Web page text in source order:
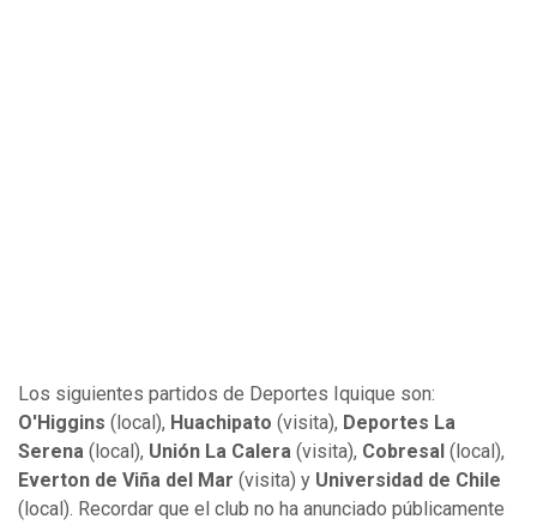
Los siguientes partidos de Deportes Iquique son:
O'Higgins (local), Huachipato (visita), Deportes La
Serena (local), Unión La Calera (visita), Cobresal (local),
Everton de Viña del Mar (visita) y Universidad de Chile
(local). Recordar que el club no ha anunciado públicamente